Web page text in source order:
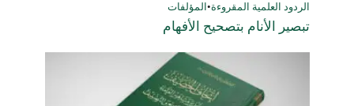
الردود العلمية المقروءة• المؤلفات
تبصير الأنام بتصحيح الأفهام